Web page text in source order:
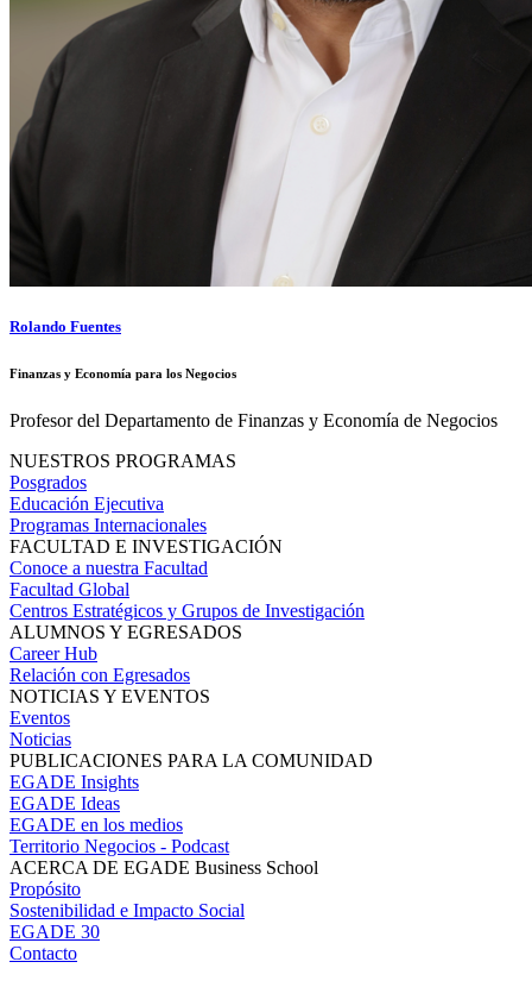
Rolando Fuentes
Finanzas y Economía para los Negocios
Profesor del Departamento de Finanzas y Economía de Negocios
NUESTROS PROGRAMAS
Posgrados
Educación Ejecutiva
Programas Internacionales
FACULTAD E INVESTIGACIÓN
Conoce a nuestra Facultad
Facultad Global
Centros Estratégicos y Grupos de Investigación
ALUMNOS Y EGRESADOS
Career Hub
Relación con Egresados
NOTICIAS Y EVENTOS
Eventos
Noticias
PUBLICACIONES PARA LA COMUNIDAD
EGADE Insights
EGADE Ideas
EGADE en los medios
Territorio Negocios - Podcast
ACERCA DE EGADE Business School
Propósito
Sostenibilidad e Impacto Social
EGADE 30
Contacto